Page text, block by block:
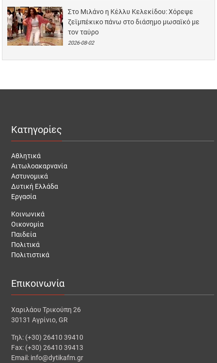
Στο Μιλάνο η Κέλλυ Κελεκίδου: Χόρεψε
ζεϊμπέκικο πάνω στο διάσημο μωσαϊκό με
τον ταύρο
2026-08-02
Κατηγορίες
Αθλητικά
Αιτωλοακαρνανία
Αστυνομικά
Δυτική Ελλάδα
Εργασία
Κοινωνικά
Οικονομία
Παιδεία
Πολιτικά
Πολιτιστικά
Επικοινωνία
Χαριλάου Τρικούπη 26
30131 Αγρίνιο, GR
Τηλ: (+30) 26410 39410
Fax: (+30) 26410 39413
Email: info@dytikafm.gr